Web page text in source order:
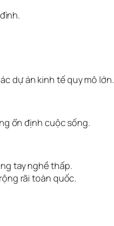
dự án kinh tế quy mô lớn.
ổn định cuộc sống.
tay nghề thấp.
rãi toàn quốc.